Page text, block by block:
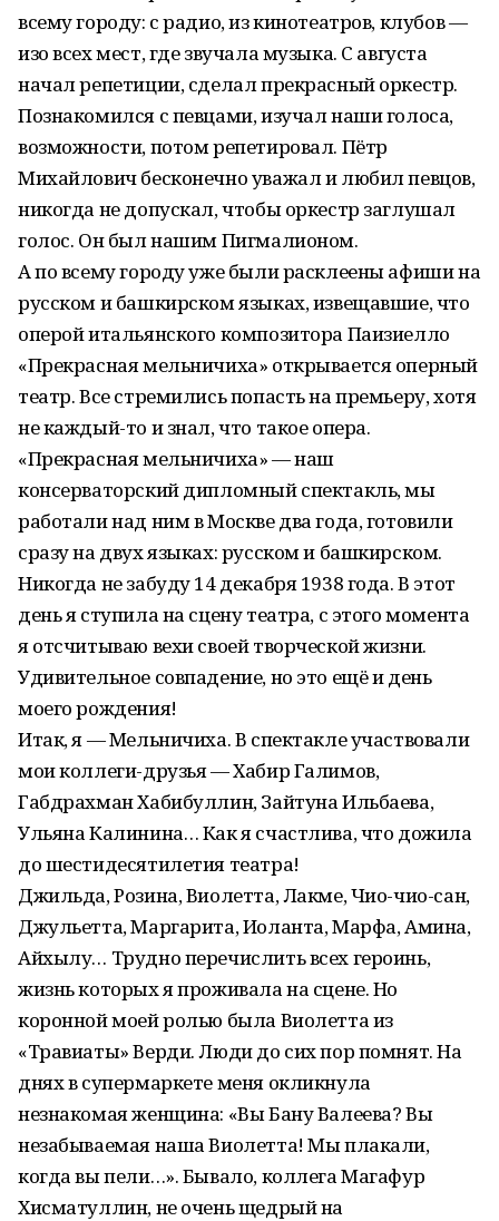
всему городу: с радио, из кинотеатров, клубов —
изо всех мест, где звучала музыка. С августа
начал репетиции, сделал прекрасный оркестр.
Познакомился с певцами, изучал наши голоса,
возможности, потом репетировал. Пётр
Михайлович бесконечно уважал и любил певцов,
никогда не допускал, чтобы оркестр заглушал
голос. Он был нашим Пигмалионом.
А по всему городу уже были расклеены афиши на
русском и башкирском языках, извещавшие, что
оперой итальянского композитора Паизиелло
«Прекрасная мельничиха» открывается оперный
театр. Все стремились попасть на премьеру, хотя
не каждый-то и знал, что такое опера.
«Прекрасная мельничиха» — наш
консерваторский дипломный спектакль, мы
работали над ним в Москве два года, готовили
сразу на двух языках: русском и башкирском.
Никогда не забуду 14 декабря 1938 года. В этот
день я ступила на сцену театра, с этого момента
я отсчитываю вехи своей творческой жизни.
Удивительное совпадение, но это ещё и день
моего рождения!
Итак, я — Мельничиха. В спектакле участвовали
мои коллеги-друзья — Хабир Галимов,
Габдрахман Хабибуллин, Зайтуна Ильбаева,
Ульяна Калинина… Как я счастлива, что дожила
до шестидесятилетия театра!
Джильда, Розина, Виолетта, Лакме, Чио-чио-сан,
Джульетта, Маргарита, Иоланта, Марфа, Амина,
Айхылу… Трудно перечислить всех героинь,
жизнь которых я проживала на сцене. Но
коронной моей ролью была Виолетта из
«Травиаты» Верди. Люди до сих пор помнят. На
днях в супермаркете меня окликнула
незнакомая женщина: «Вы Бану Валеева? Вы
незабываемая наша Виолетта! Мы плакали,
когда вы пели…». Бывало, коллега Магафур
Хисматуллин, не очень щедрый на